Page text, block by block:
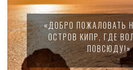
«ДОБРО ПОЖАЛОВАТЬ
ОСТРОВ КИПР, ГДЕ
ПОВСЮДУ!»